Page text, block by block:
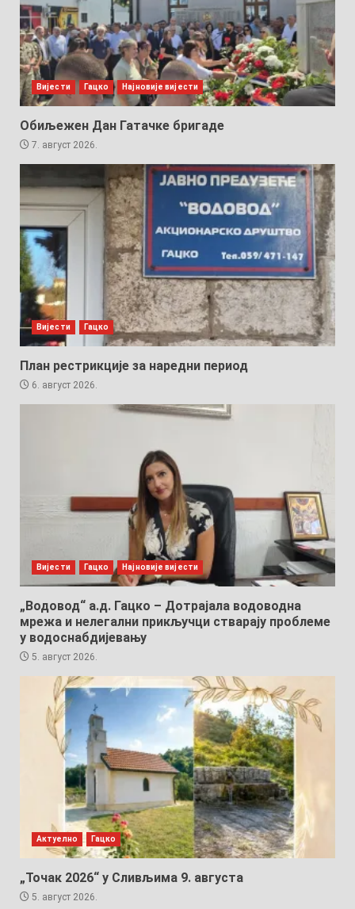
Вијести Гацко Најновије вијести
Обиљежен Дан Гатачке бригаде
7. август 2026.
Вијести Гацко
План рестрикције за наредни период
6. август 2026.
Вијести Гацко Најновије вијести
„Водовод“ а.д. Гацко – Дотрајала водоводна
мрежа и нелегални прикључци стварају проблеме
у водоснабдијевању
5. август 2026.
Актуелно Гацко
„Точак 2026“ у Сливљима 9. августа
5. август 2026.